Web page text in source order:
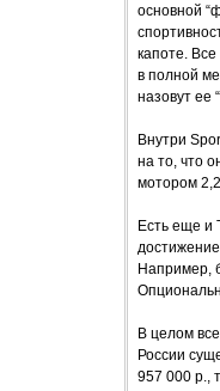
основной
капоте.
в полной
назовут ее
Внутри
на то, что
мотором
Есть еще и
Например,
В целом
России
957 000 р.,